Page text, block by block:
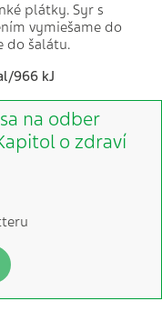
plátky. Syr s
vymiešame do
do šalátu.
966 kJ
na odber
o zdraví